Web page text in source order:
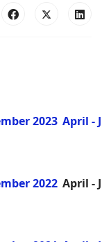
2023 April -
2022 April -